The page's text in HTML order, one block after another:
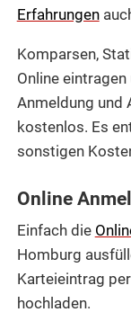
Erfahrungen
Komparsen,
Online
Anmeldung und
kostenlos. Es
sonstigen
Online
Einfach die
Homburg
Karteieintrag
hochladen.